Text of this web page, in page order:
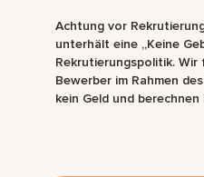
Achtung vor
unterhält eine „Keine
Rekrutierungspolitik.
Bewerber im Rahmen
kein Geld und berechnen